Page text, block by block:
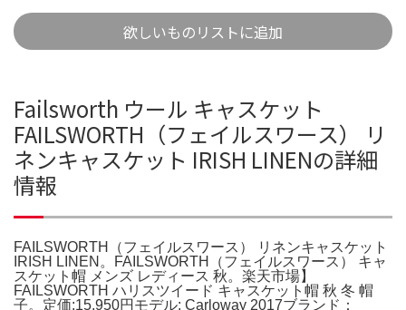
欲しいものリストに追加
Failsworth ウール キャスケット
FAILSWORTH（フェイルスワース） リ
ネンキャスケット IRISH LINENの詳細
情報
FAILSWORTH（フェイルスワース） リネンキャスケット
IRISH LINEN。FAILSWORTH（フェイルスワース） キャ
スケット帽 メンズ レディース 秋。楽天市場】
FAILSWORTH ハリスツイード キャスケット帽 秋 冬 帽
子。定価:15,950円モデル: Carloway 2017ブランド：